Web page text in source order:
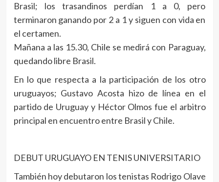
Brasil; los trasandinos perdían 1 a 0, pero
terminaron ganando por 2 a 1 y siguen con vida en
el certamen.
Mañana a las 15.30, Chile se medirá con Paraguay,
quedando libre Brasil.
En lo que respecta a la participación de los otro
uruguayos; Gustavo Acosta hizo de línea en el
partido de Uruguay y Héctor Olmos fue el arbitro
principal en encuentro entre Brasil y Chile.
DEBUT URUGUAYO EN TENIS UNIVERSITARIO
También hoy debutaron los tenistas Rodrigo Olave